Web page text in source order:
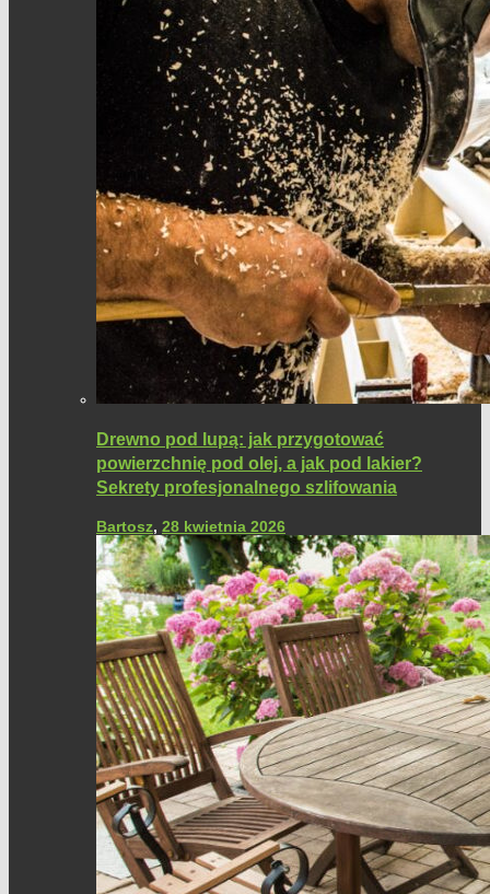
Drewno pod lupą: jak przygotować
powierzchnię pod olej, a jak pod lakier?
Sekrety profesjonalnego szlifowania
Bartosz, 28 kwietnia 2026